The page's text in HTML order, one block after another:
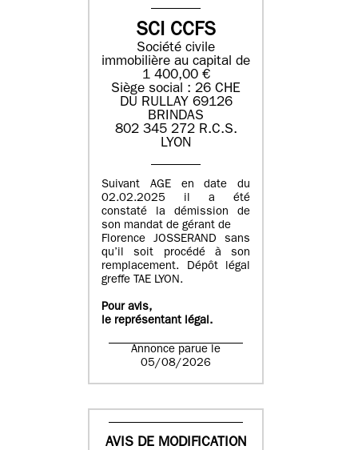
SCI CCFS
Société civile
immobilière au capital de
1 400,00 €
Siège social : 26 CHE
DU RULLAY 69126
BRINDAS
802 345 272 R.C.S.
LYON
Suivant AGE en date du
02.02.2025 il a été
constaté la démission de
son mandat de gérant de
Florence JOSSERAND sans
qu’il soit procédé à son
remplacement. Dépôt légal
greffe TAE LYON.
Pour avis,
le représentant légal.
Annonce parue le
05/08/2026
AVIS DE MODIFICATION